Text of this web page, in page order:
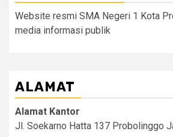
Website resmi SMA Negeri 1 Kota
media informasi publik
ALAMAT
Alamat Kantor
Jl. Soekarno Hatta 137 Probolinggo